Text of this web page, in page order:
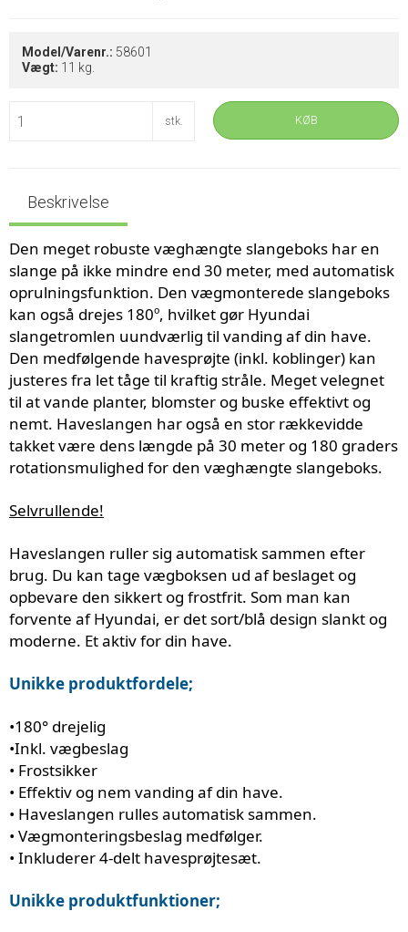
Model/Varenr.: 58601
Vægt: 11 kg.
stk. KØB
Beskrivelse
Den meget robuste væghængte slangeboks har en
slange på ikke mindre end 30 meter, med automatisk
oprulningsfunktion. Den vægmonterede slangeboks
kan også drejes 180º, hvilket gør Hyundai
slangetromlen uundværlig til vanding af din have.
Den medfølgende havesprøjte (inkl. koblinger) kan
justeres fra let tåge til kraftig stråle. Meget velegnet
til at vande planter, blomster og buske effektivt og
nemt. Haveslangen har også en stor rækkevidde
takket være dens længde på 30 meter og 180 graders
rotationsmulighed for den væghængte slangeboks.
Selvrullende!
Haveslangen ruller sig automatisk sammen efter
brug. Du kan tage vægboksen ud af beslaget og
opbevare den sikkert og frostfrit. Som man kan
forvente af Hyundai, er det sort/blå design slankt og
moderne. Et aktiv for din have.
Unikke produktfordele;
•180° drejelig
•Inkl. vægbeslag
• Frostsikker
• Effektiv og nem vanding af din have.
• Haveslangen rulles automatisk sammen.
• Vægmonteringsbeslag medfølger.
• Inkluderer 4-delt havesprøjtesæt.
Unikke produktfunktioner;